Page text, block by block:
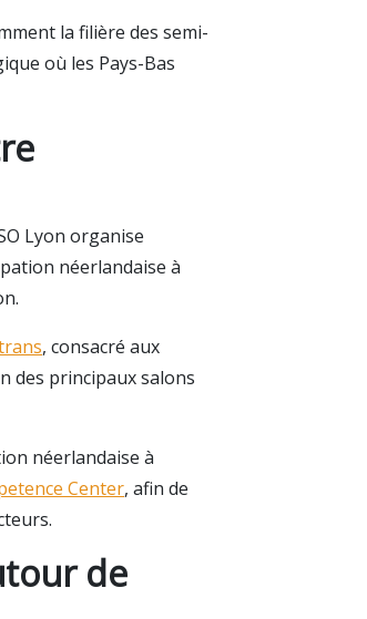
la filière des semi-
où les Pays-Bas
Lyon organise
néerlandaise à
, consacré aux
des principaux salons
néerlandaise à
Center, afin de
de